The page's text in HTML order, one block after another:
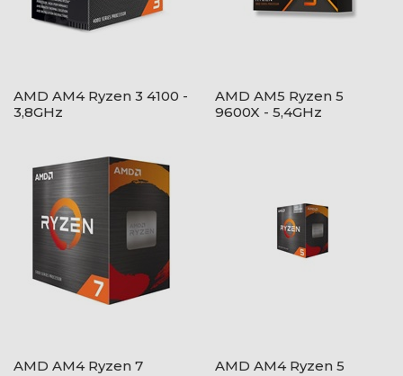
AMD AM4 Ryzen 3 4100 -
3,8GHz
AMD AM5 Ryzen 5
9600X - 5,4GHz
AMD AM4 Ryzen 7
AMD AM4 Ryzen 5